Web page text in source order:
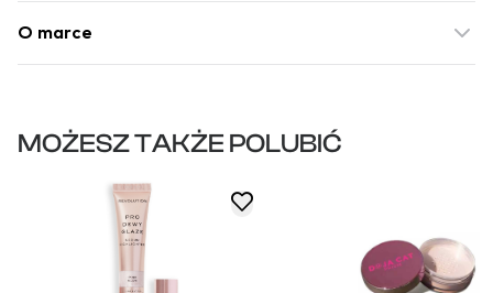
O marce
MOŻESZ TAKŻE POLUBIĆ